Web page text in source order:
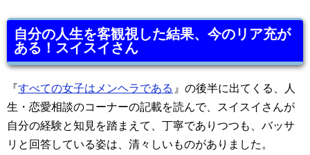
自分の人生を客観視した結果、今のリア充が
ある！スイスイさん
『すべての女子はメンヘラである 』の後半に出てくる、人
生・恋愛相談のコーナーの記載を読んで、スイスイさんが
自分の経験と知見を踏まえて、丁寧でありつつも、バッサ
リと回答している姿は、清々しいものがありました。